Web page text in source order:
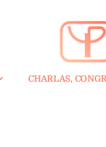
CHARLAS,